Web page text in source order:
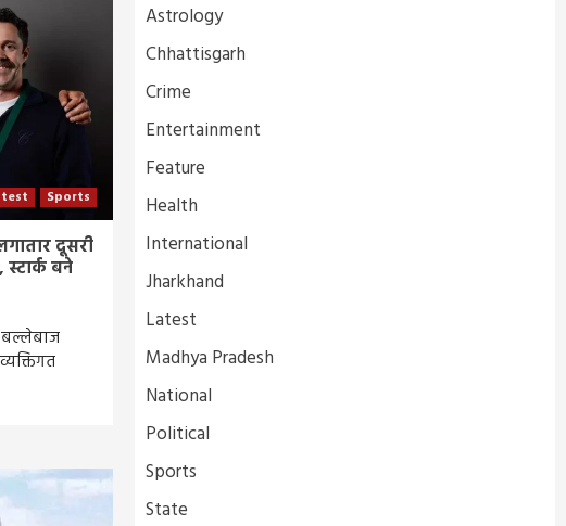
Sports
दूसरी
बने
बल्लेबाज
Astrology
Chhattisgarh
Crime
Entertainment
Feature
Health
International
Jharkhand
Latest
Madhya Pradesh
National
Political
Sports
State